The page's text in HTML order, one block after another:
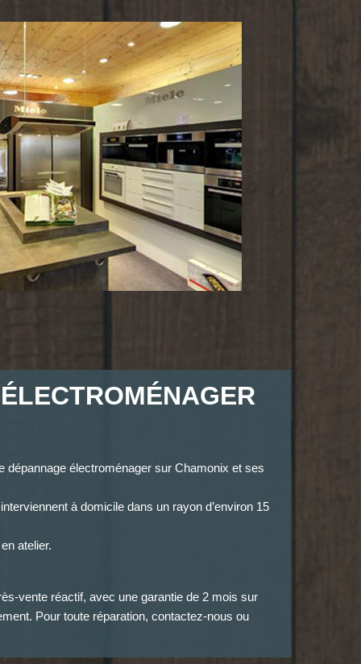
dépannage électroménager sur Chamonix et ses
à domicile dans un rayon d’environ 15
atelier.
vente réactif, avec une garantie de 2 mois sur
Pour toute réparation, contactez-nous ou